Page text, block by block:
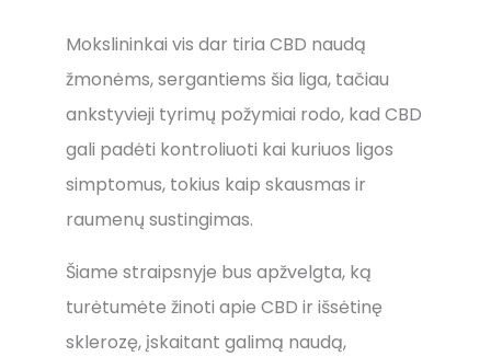
Mokslininkai vis dar tiria CBD naudą
žmonėms, sergantiems šia liga, tačiau
ankstyvieji tyrimų požymiai rodo, kad CBD
gali padėti kontroliuoti kai kuriuos ligos
simptomus, tokius kaip skausmas ir
raumenų sustingimas.
Šiame straipsnyje bus apžvelgta, ką
turėtumėte žinoti apie CBD ir išsėtinę
sklerozę, įskaitant galimą naudą,